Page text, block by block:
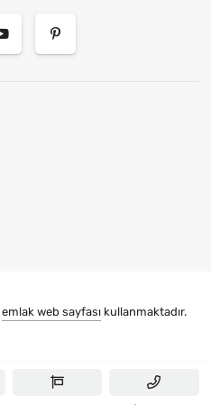
emlak web sayfasıkullanmaktadır.